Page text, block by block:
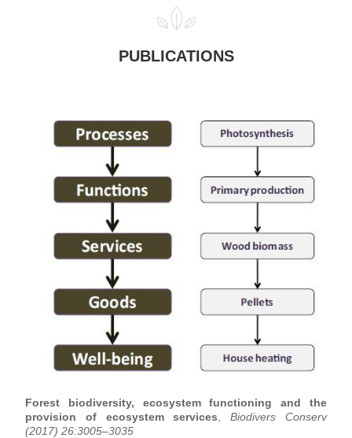
PUBLICATIONS
Forest biodiversity, ecosystem functioning and the
provision of ecosystem services , Biodivers Conserv
(2017) 26:3005–3035